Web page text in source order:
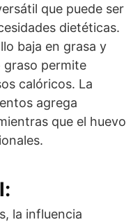
que puede ser
dietéticas.
baja en grasa y
graso permite
calóricos. La
agrega
que el huevo
la influencia